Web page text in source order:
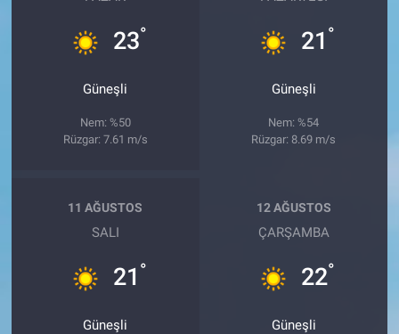
23°
Güneşli
Nem: %50
Rüzgar: 7.61 m/s
21 °
Güneşli
Nem: %54
Rüzgar: 8.69 m/s
11 AĞUSTOS
SALI
21 °
Güneşli
12 AĞUSTOS
ÇARŞAMBA
22°
Güneşli